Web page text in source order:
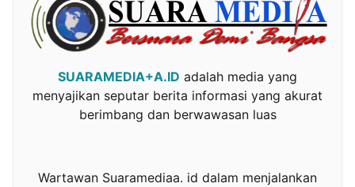
SUARAMEDIA+A.ID adalah media yang
menyajikan seputar berita informasi yang akurat
berimbang dan berwawasan luas
Wartawan Suaramediaa. id dalam menjalankan